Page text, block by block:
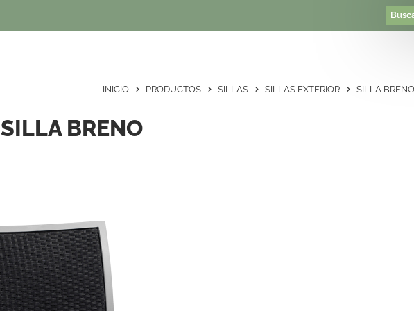
INICIO PRODUCTOS SILLAS SILLAS EXTERIOR SILLA BRENO
SILLA BRENO